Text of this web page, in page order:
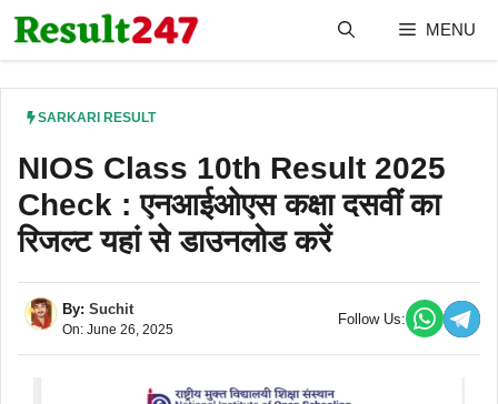
Skip
to
MENU
SARKARI RESULT
NIOS Class 10th Result 2025
Check : एनआईओएस कक्षा दसवीं का
रिजल्ट यहां से डाउनलोड करें
By: Suchit
On: June 26, 2025
Follow Us: